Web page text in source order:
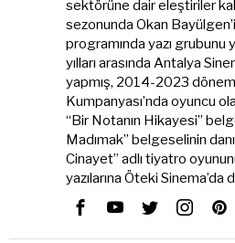
sektörüne dair eleştiriler
sezonunda Okan
programında yazı
yılları arasında Antalya
yapmış, 2014-2023
Kumpanyası’nda oyuncu
“Bir Notanın Hikayesi”
Madımak” belgeselinin
Cinayet” adlı tiyatro
yazılarına Öteki